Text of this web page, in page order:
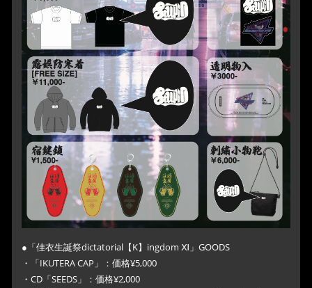
●「佳衣生誕祭dictatorial【K】ingdom Ⅺ」GOODS
・「IKUTERA CAP」：価格¥5,000
・CD「SEEDS」：価格¥2,000